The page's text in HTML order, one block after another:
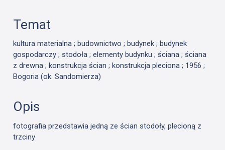
Temat
kultura materialna ; budownictwo ; budynek ; budynek
gospodarczy ; stodoła ; elementy budynku ; ściana ; ściana
z drewna ; konstrukcja ścian ; konstrukcja pleciona ; 1956 ;
Bogoria (ok. Sandomierza)
Opis
fotografia przedstawia jedną ze ścian stodoły, plecioną z
trzciny